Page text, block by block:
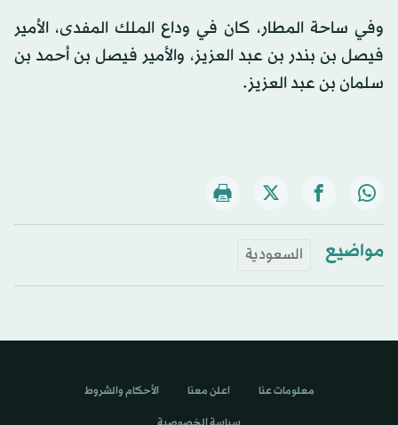
وفي ساحة المطار، كان في وداع الملك المفدى، الأمير
فيصل بن بندر بن عبد العزيز، والأمير فيصل بن أحمد بن
سلمان بن عبد العزيز.
مواضيع السعودية
معلومات عنا اعلن معنا الأحكام والشروط